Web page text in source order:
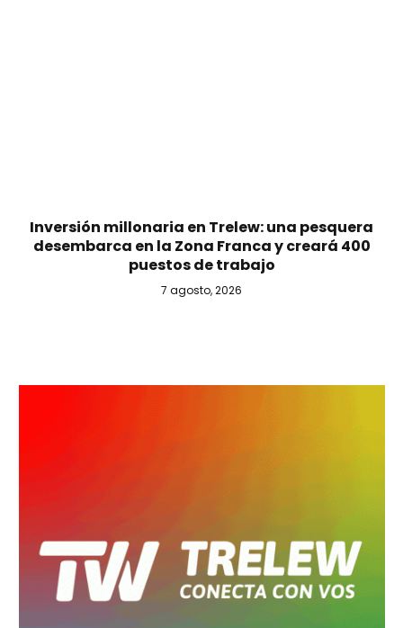
Inversión millonaria en Trelew: una pesquera
desembarca en la Zona Franca y creará 400
puestos de trabajo
7 agosto, 2026